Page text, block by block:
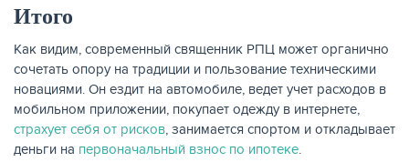
Итого
Как видим, современный священник РПЦ может органично
сочетать опору на традиции и пользование техническими
новациями. Он ездит на автомобиле, ведет учет расходов в
мобильном приложении, покупает одежду в интернете,
страхует себя от рисков, занимается спортом и откладывает
деньги на первоначальный взнос по ипотеке.